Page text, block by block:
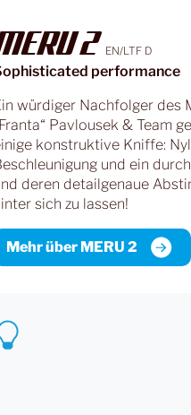
2 EN/LTF D
performance
würdiger Nachfolger des
Pavlousek & Team
konstruktive Kniffe:
und ein
deren detailgenaue
sich zu lassen!
Mehr über MERU 2